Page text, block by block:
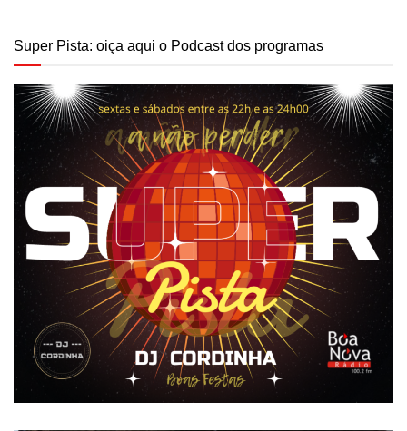
Super Pista: oiça aqui o Podcast dos programas